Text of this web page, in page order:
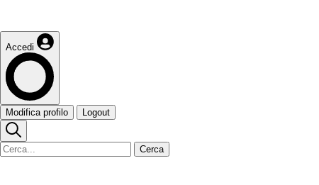
Accedi
Modifica profilo Logout
Cerca